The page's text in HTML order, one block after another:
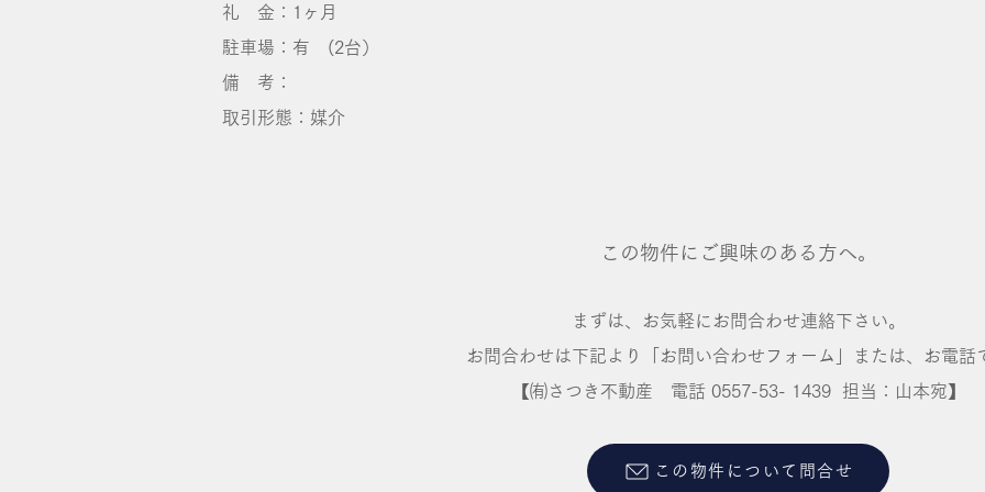
礼 金：1ヶ月
​駐車場：有 (2台）
備 考：
​取引形態：媒介
この物件にご興味のある方へ。
まずは、お気軽にお問合わせ連絡下さい。
お問合わせは下記より「お問い合わせフォーム」または、お電話
【㈲さつき不動産 ​電話 0557-53- 1439 担当：山本宛】
この物件について問合せ